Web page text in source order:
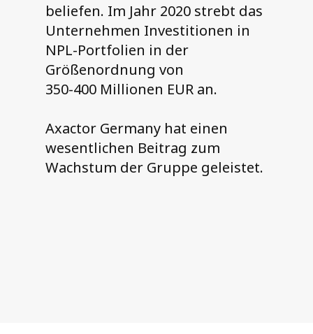
beliefen. Im Jahr 2020 strebt das
Unternehmen Investitionen in
NPL-Portfolien in der
Größenordnung von
350-400 Millionen EUR an.
Axactor Germany hat einen
wesentlichen Beitrag zum
Wachstum der Gruppe geleistet.